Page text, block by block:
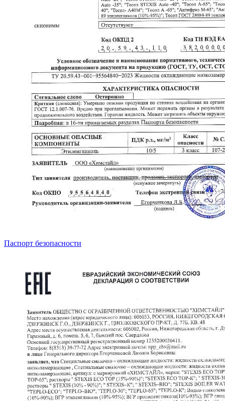
Паспорт безопасности